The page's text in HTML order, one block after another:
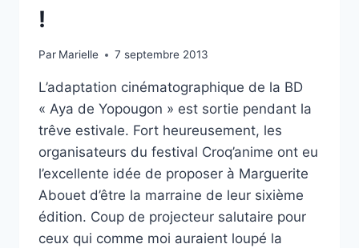
!
Par Marielle 7 septembre 2013
L’adaptation cinématographique de la BD
« Aya de Yopougon » est sortie pendant la
trêve estivale. Fort heureusement, les
organisateurs du festival Croq’anime ont eu
l’excellente idée de proposer à Marguerite
Abouet d’être la marraine de leur sixième
édition. Coup de projecteur salutaire pour
ceux qui comme moi auraient loupé la